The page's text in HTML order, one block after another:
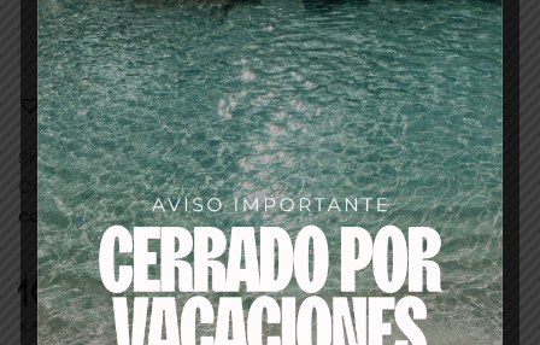
AÑADIR AL CARRITO
Añadir a la lista de deseos
SKU:11859
Categorías:PELUQUERIA,tintes/baño de
color/oxigenadas